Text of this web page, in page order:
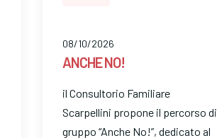
08/10/2026
ANCHE NO!
il Consultorio Familiare
Scarpellini propone il percorso di
gruppo “Anche No!”, dedicato al